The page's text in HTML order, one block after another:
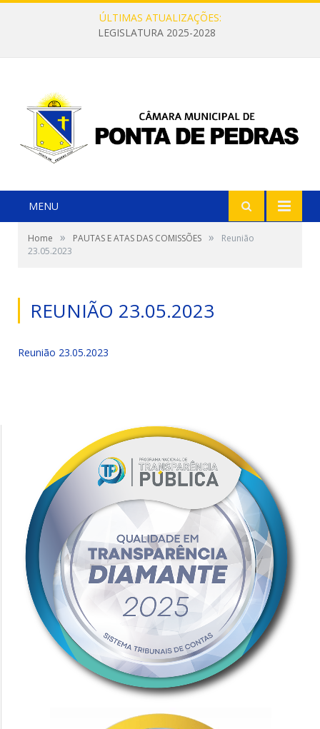
ÚLTIMAS ATUALIZAÇÕES:
LEGISLATURA 2025-2028
MENU
Home » PAUTAS E ATAS DAS COMISSÕES »
Reunião
23.05.2023
REUNIÃO 23.05.2023
Reunião 23.05.2023